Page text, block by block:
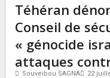
Téhéran
Conseil de
« génocide
attaques
Souveibou SAGNA 22